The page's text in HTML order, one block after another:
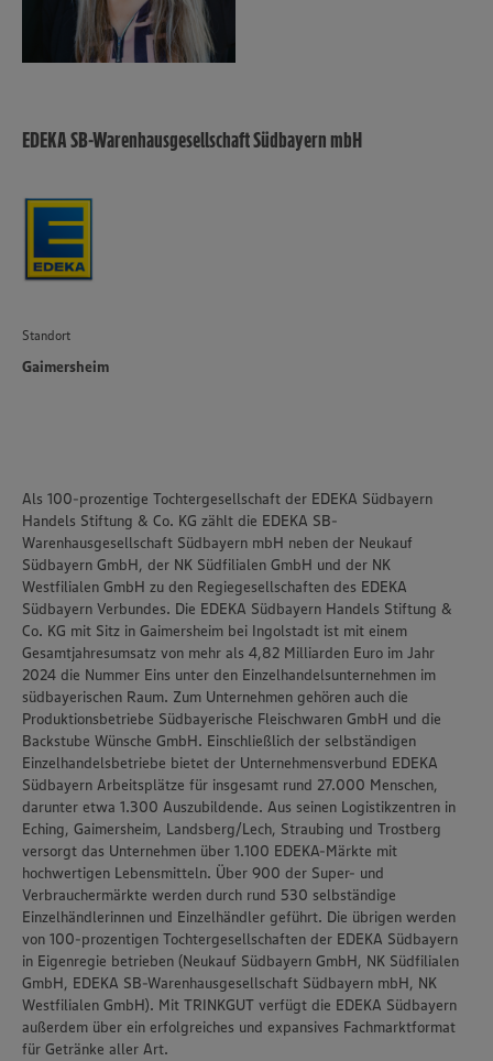
EDEKA SB-Warenhausgesellschaft Südbayern mbH
Standort
Gaimersheim
Als 100-prozentige Tochtergesellschaft der EDEKA Südbayern
Handels Stiftung & Co. KG zählt die EDEKA SB-
Warenhausgesellschaft Südbayern mbH neben der Neukauf
Südbayern GmbH, der NK Südfilialen GmbH und der NK
Westfilialen GmbH zu den Regiegesellschaften des EDEKA
Südbayern Verbundes. Die EDEKA Südbayern Handels Stiftung &
Co. KG mit Sitz in Gaimersheim bei Ingolstadt ist mit einem
Gesamtjahresumsatz von mehr als 4,82 Milliarden Euro im Jahr
2024 die Nummer Eins unter den Einzelhandelsunternehmen im
südbayerischen Raum. Zum Unternehmen gehören auch die
Produktionsbetriebe Südbayerische Fleischwaren GmbH und die
Backstube Wünsche GmbH. Einschließlich der selbständigen
Einzelhandelsbetriebe bietet der Unternehmensverbund EDEKA
Südbayern Arbeitsplätze für insgesamt rund 27.000 Menschen,
darunter etwa 1.300 Auszubildende. Aus seinen Logistikzentren in
Eching, Gaimersheim, Landsberg/Lech, Straubing und Trostberg
versorgt das Unternehmen über 1.100 EDEKA-Märkte mit
hochwertigen Lebensmitteln. Über 900 der Super- und
Verbrauchermärkte werden durch rund 530 selbständige
Einzelhändlerinnen und Einzelhändler geführt. Die übrigen werden
von 100-prozentigen Tochtergesellschaften der EDEKA Südbayern
in Eigenregie betrieben (Neukauf Südbayern GmbH, NK Südfilialen
GmbH, EDEKA SB-Warenhausgesellschaft Südbayern mbH, NK
Westfilialen GmbH). Mit TRINKGUT verfügt die EDEKA Südbayern
außerdem über ein erfolgreiches und expansives Fachmarktformat
für Getränke aller Art.